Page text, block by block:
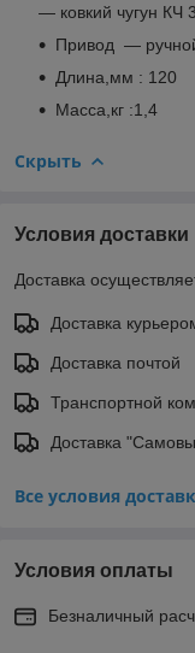
— ковкий чугун КЧ
Привод —
Длина,мм : 120
Масса,кг :1,4
Скрыть
Условия доставки
Доставка
Доставка
Доставка почтой
Транспортной
Доставка
Все условия
Условия оплаты
Безналичный